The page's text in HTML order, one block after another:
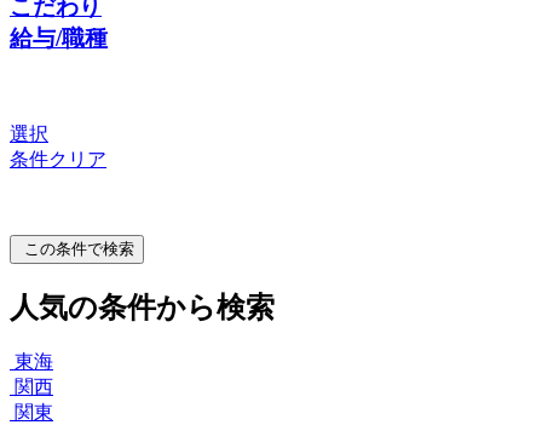
こだわり
給与/職種
選択
条件クリア
この条件で検索
人気の条件から検索
東海
関西
関東